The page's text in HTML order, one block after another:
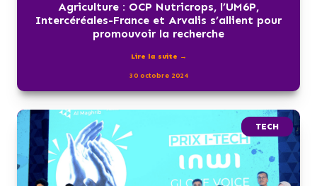
Agriculture : OCP Nutricrops, l’UM6P,
Intercéréales-France et Arvalis s’allient pour
promouvoir la recherche
Lire la suite →
30 octobre 2024
TECH